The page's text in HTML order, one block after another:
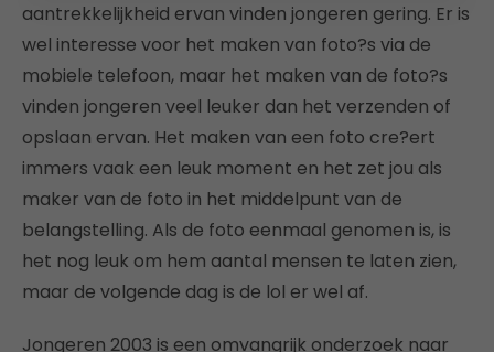
aantrekkelijkheid ervan vinden jongeren gering. Er is
wel interesse voor het maken van foto?s via de
mobiele telefoon, maar het maken van de foto?s
vinden jongeren veel leuker dan het verzenden of
opslaan ervan. Het maken van een foto cre?ert
immers vaak een leuk moment en het zet jou als
maker van de foto in het middelpunt van de
belangstelling. Als de foto eenmaal genomen is, is
het nog leuk om hem aantal mensen te laten zien,
maar de volgende dag is de lol er wel af.
Jongeren 2003 is een omvangrijk onderzoek naar